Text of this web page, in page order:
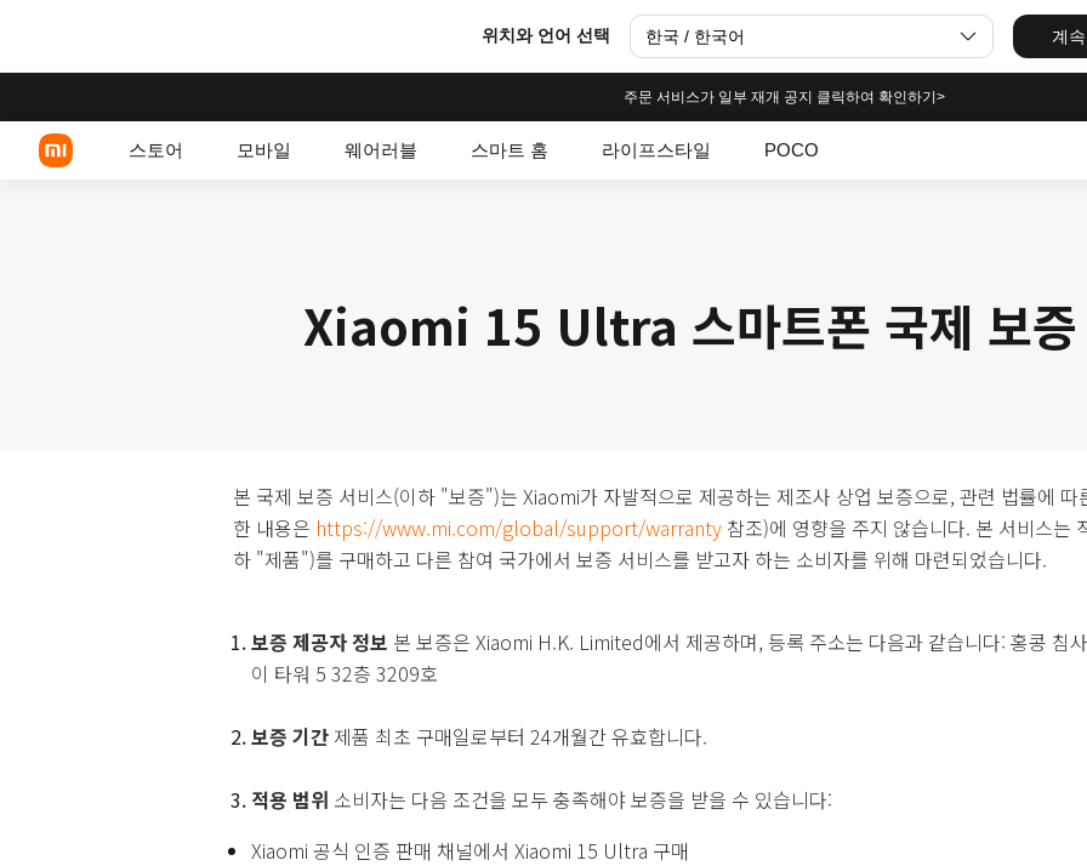
위치와 언어 선택 한국 / 한국어 계속
주문 서비스가 일부 재개 공지 클릭하여 확인하기>
스토어 모바일 웨어러블 스마트 홈 라이프스타일 POCO
Xiaomi 15 Ultra 스마트폰 국제 보증
본 국제 보증 서비스(이하 "보증")는 Xiaomi가 자발적으로 제공하는 제조사 상업 보증으로, 관련 법률에
한 내용은 https://www.mi.com/global/support/warranty참조)에 영향을 주지 않습니다. 본 서비스는
하 "제품")를 구매하고 다른 참여 국가에서 보증 서비스를 받고자 하는 소비자를 위해 마련되었습니다.
보증 제공자 정보 본 보증은 Xiaomi H.K. Limited에서 제공하며, 등록 주소는 다음과 같습니다: 홍콩 침
이 타워 5 32층 3209호
보증 기간제품 최초 구매일로부터 24개월간 유효합니다.
적용 범위 소비자는 다음 조건을 모두 충족해야 보증을 받을 수 있습니다:
Xiaomi 공식 인증 판매 채널에서 Xiaomi 15 Ultra 구매